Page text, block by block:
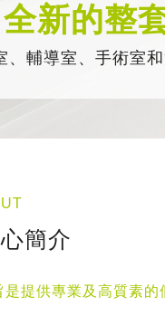
新的整
輔導室、手術室
簡介
提供專業及高質素的